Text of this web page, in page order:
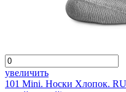
увеличить
101 Mini. Носки Хлопок.